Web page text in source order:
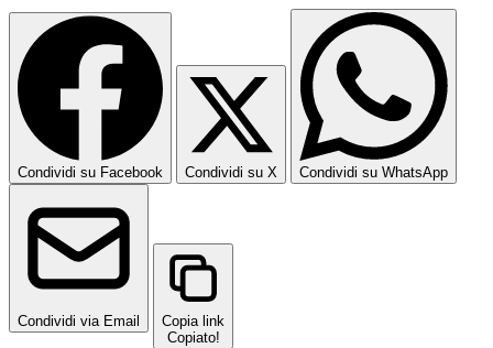
Condividi su Facebook Condividi su X Condividi su WhatsApp
Condividi via Email
Copia link
Copiato!